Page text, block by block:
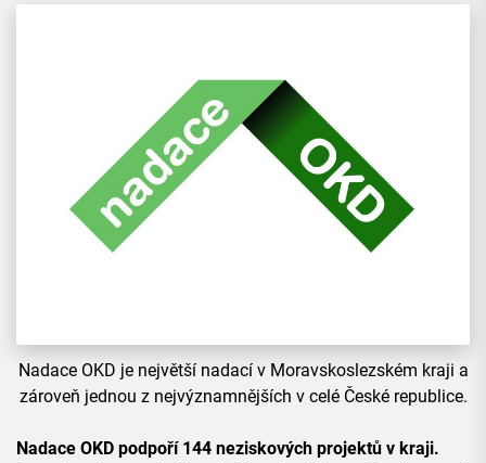
Nadace OKD je největší nadací v Moravskoslezském kraji a
zároveň jednou z nejvýznamnějších v celé České republice.
Nadace OKD podpoří 144 neziskových projektů v kraji.